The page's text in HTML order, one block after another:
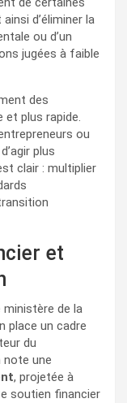
d’éliminer la
ou d’un
jugées à faible
des
plus rapide.
ou
plus
clair : multiplier
et
ministère de la
place un cadre
du
note une
, projetée à
soutien financier